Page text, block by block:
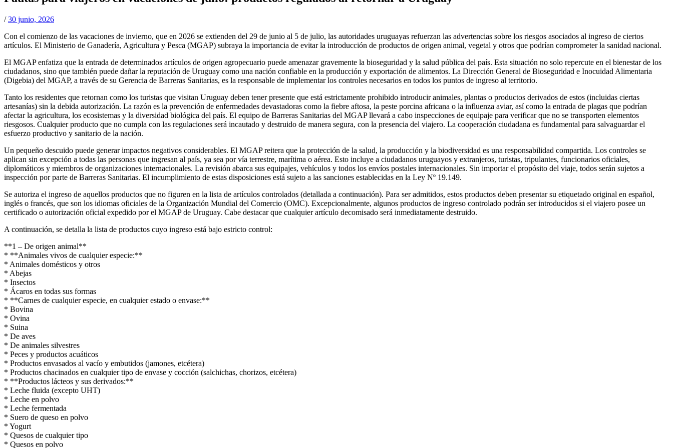
/30 junio, 2026
Con el comienzo de las vacaciones de invierno, que en 2026 se extienden del 29 de junio al 5 de julio, las autoridades uruguayas refuerzan las advertencias sobre los riesgos asociados al ingreso de ciertos
artículos. El Ministerio de Ganadería, Agricultura y Pesca (MGAP) subraya la importancia de evitar la introducción de productos de origen animal, vegetal y otros que podrían comprometer la sanidad nacional.
El MGAP enfatiza que la entrada de determinados artículos de origen agropecuario puede amenazar gravemente la bioseguridad y la salud pública del país. Esta situación no solo repercute en el bienestar de los
ciudadanos, sino que también puede dañar la reputación de Uruguay como una nación confiable en la producción y exportación de alimentos. La Dirección General de Bioseguridad e Inocuidad Alimentaria
(Digebia) del MGAP, a través de su Gerencia de Barreras Sanitarias, es la responsable de implementar los controles necesarios en todos los puntos de ingreso al territorio.
Tanto los residentes que retornan como los turistas que visitan Uruguay deben tener presente que está estrictamente prohibido introducir animales, plantas o productos derivados de estos (incluidas ciertas
artesanías) sin la debida autorización. La razón es la prevención de enfermedades devastadoras como la fiebre aftosa, la peste porcina africana o la influenza aviar, así como la entrada de plagas que podrían
afectar la agricultura, los ecosistemas y la diversidad biológica del país. El equipo de Barreras Sanitarias del MGAP llevará a cabo inspecciones de equipaje para verificar que no se transporten elementos
riesgosos. Cualquier producto que no cumpla con las regulaciones será incautado y destruido de manera segura, con la presencia del viajero. La cooperación ciudadana es fundamental para salvaguardar el
esfuerzo productivo y sanitario de la nación.
Un pequeño descuido puede generar impactos negativos considerables. El MGAP reitera que la protección de la salud, la producción y la biodiversidad es una responsabilidad compartida. Los controles se
aplican sin excepción a todas las personas que ingresan al país, ya sea por vía terrestre, marítima o aérea. Esto incluye a ciudadanos uruguayos y extranjeros, turistas, tripulantes, funcionarios oficiales,
diplomáticos y miembros de organizaciones internacionales. La revisión abarca sus equipajes, vehículos y todos los envíos postales internacionales. Sin importar el propósito del viaje, todos serán sujetos a
inspección por parte de Barreras Sanitarias. El incumplimiento de estas disposiciones está sujeto a las sanciones establecidas en la Ley Nº 19.149.
Se autoriza el ingreso de aquellos productos que no figuren en la lista de artículos controlados (detallada a continuación). Para ser admitidos, estos productos deben presentar su etiquetado original en español,
inglés o francés, que son los idiomas oficiales de la Organización Mundial del Comercio (OMC). Excepcionalmente, algunos productos de ingreso controlado podrán ser introducidos si el viajero posee un
certificado o autorización oficial expedido por el MGAP de Uruguay. Cabe destacar que cualquier artículo decomisado será inmediatamente destruido.
A continuación, se detalla la lista de productos cuyo ingreso está bajo estricto control:
**1 – De origen animal**
* **Animales vivos de cualquier especie:**
* Animales domésticos y otros
* Abejas
* Insectos
* Ácaros en todas sus formas
* **Carnes de cualquier especie, en cualquier estado o envase:**
* Bovina
* Ovina
* Suina
* De aves
* De animales silvestres
* Peces y productos acuáticos
* Productos envasados al vacío y embutidos (jamones, etcétera)
* Productos chacinados en cualquier tipo de envase y cocción (salchichas, chorizos, etcétera)
* **Productos lácteos y sus derivados:**
* Leche fluida (excepto UHT)
* Leche en polvo
* Leche fermentada
* Suero de queso en polvo
* Yogurt
* Quesos de cualquier tipo
* Quesos en polvo